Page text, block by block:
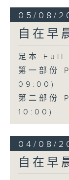
05/08/
自在早
足本
第一部份
09:00)
第二部份
10:00)
04/08/
自在早